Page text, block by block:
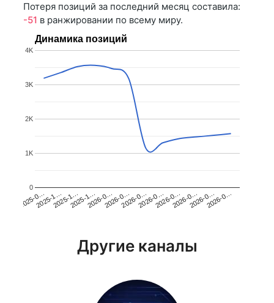
Потеря позиций за последний месяц составила:
-51 в ранжировании по всему миру.
Динамика позиций
2025-0…2025-1…2025-1…2025-1…2026-0…2026-0…2026-0…2026-0…2026-0…2026-0…2026-0…2026-0…
0
1K
2K
3K
4K
Другие каналы